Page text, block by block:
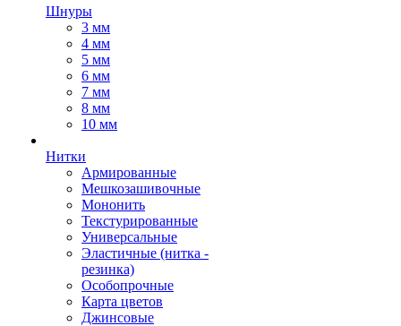
Шнуры
3 мм
4 мм
5 мм
6 мм
7 мм
8 мм
10 мм
Нитки
Армированные
Мешкозашивочные
Мононить
Текстурированные
Универсальные
Эластичные (нитка -
резинка)
Особопрочные
Карта цветов
Джинсовые